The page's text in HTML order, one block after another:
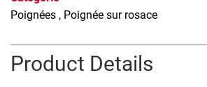
Poignées , Poignée sur rosace
Product Details